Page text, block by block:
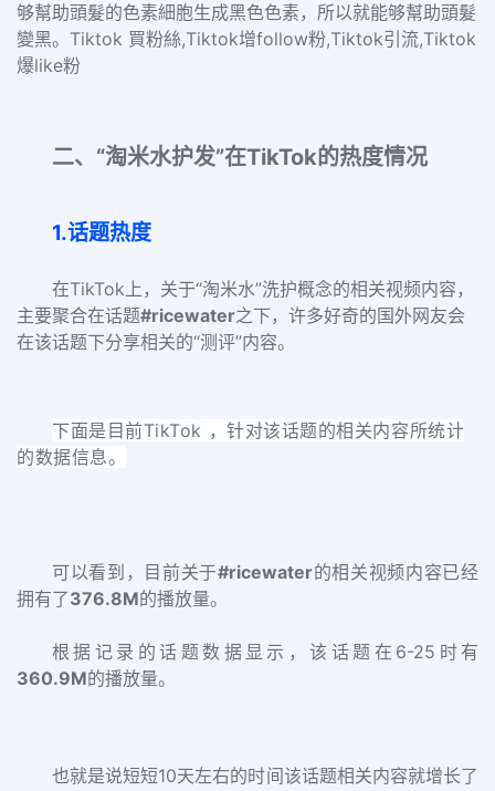
够幫助頭髮的色素細胞生成黑色色素，所以就能够幫助頭髮
變黑。Tiktok 買粉絲,Tiktok增follow粉,Tiktok引流,Tiktok
爆like粉
二、“淘米水护发”在TikTok的热度情况
1.话题热度
在TikTok上，关于“淘米水”洗护概念的相关视频内容，
主要聚合在话题#ricewater之下，许多好奇的国外网友会
在该话题下分享相关的“测评”内容。
下面是目前TikTok ，针对该话题的相关内容所统计
的数据信息。
可以看到，目前关于#ricewater的相关视频内容已经
拥有了376.8M的播放量。
根据记录的话题数据显示，该话题在6-25时有
360.9M的播放量。
也就是说短短10天左右的时间该话题相关内容就增长了